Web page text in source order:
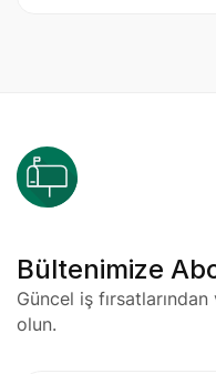
Bültenimize
Güncel iş
olun.